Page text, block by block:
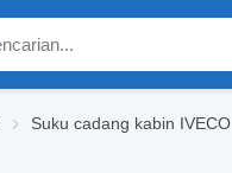
Suku cadang kabin IVECO